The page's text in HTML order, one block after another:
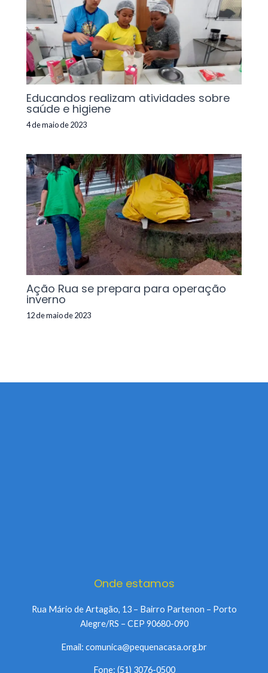
Educandos realizam atividades sobre
saúde e higiene
4 de maio de 2023
Ação Rua se prepara para operação
inverno
12 de maio de 2023
Onde estamos
Rua Mário de Artagão, 13 – Bairro Partenon – Porto
Alegre/RS – CEP 90680-090
Email: comunica@pequenacasa.org.br
Fone: (51) 3076-0500